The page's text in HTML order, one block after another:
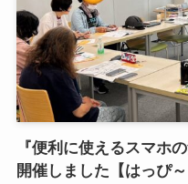
『便利に使えるスマホ
開催しました【はっぴ